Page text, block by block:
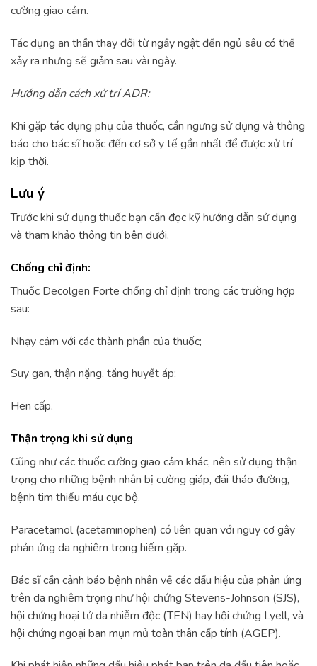
cường giao cảm.
Tác dụng an thần thay đổi từ ngầy ngật đến ngủ sâu có thể
xảy ra nhưng sẽ giảm sau vài ngày.
Hướng dẫn cách xử trí ADR:
Khi gặp tác dụng phụ của thuốc, cần ngưng sử dụng và thông
báo cho bác sĩ hoặc đến cơ sở y tế gần nhất để được xử trí
kịp thời.
Lưu ý
Trước khi sử dụng thuốc bạn cần đọc kỹ hướng dẫn sử dụng
và tham khảo thông tin bên dưới.
Chống chỉ định:
Thuốc Decolgen Forte chống chỉ định trong các trường hợp
sau:
Nhạy cảm với các thành phần của thuốc;
Suy gan, thận nặng, tăng huyết áp;
Hen cấp.
Thận trọng khi sử dụng
Cũng như các thuốc cường giao cảm khác, nên sử dụng thận
trọng cho những bệnh nhân bị cường giáp, đái tháo đường,
bệnh tim thiếu máu cục bộ.
Paracetamol (acetaminophen) có liên quan với nguy cơ gây
phản ứng da nghiêm trọng hiếm gặp.
Bác sĩ cần cảnh báo bệnh nhân về các dấu hiệu của phản ứng
trên da nghiêm trọng như hội chứng Stevens-Johnson (SJS),
hội chứng hoại tử da nhiễm độc (TEN) hay hội chứng Lyell, và
hội chứng ngoại ban mụn mủ toàn thân cấp tính (AGEP).